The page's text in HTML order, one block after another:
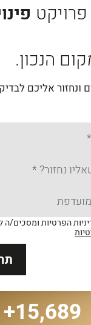
הנכון.
ונחזור אליכם
הפרטיות ומסכים/ה
15,689+